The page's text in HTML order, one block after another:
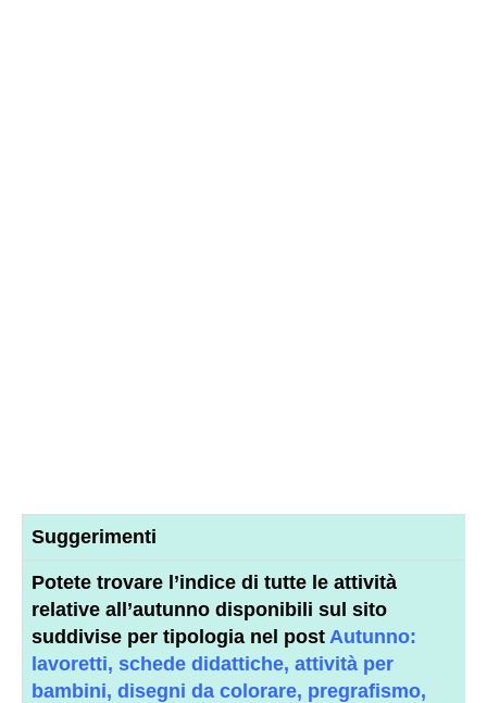
Suggerimenti
Potete trovare l’indice di tutte le attività
relative all’autunno disponibili sul sito
suddivise per tipologia nel post Autunno:
lavoretti, schede didattiche, attività per
bambini, disegni da colorare, pregrafismo,